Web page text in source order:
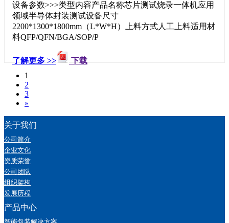
设备参数>>>类型内容产品名称芯片测试烧录一体机应用
领域半导体封装测试设备尺寸
2200*1300*1800mm（L*W*H）上料方式人工上料适用材
料QFP/QFN/BGA/SOP/P
了解更多 >>
下载
1
2
3
»
关于我们
公司简介
企业文化
资质荣誉
公司团队
组织架构
发展历程
产品中心